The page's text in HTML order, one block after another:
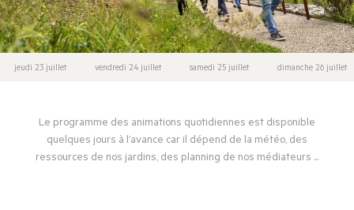
jeudi 23 juillet vendredi 24 juillet samedi 25 juillet dimanche 26 juillet
Le programme des animations quotidiennes est disponible
quelques jours à l’avance car il dépend de la météo, des
ressources de nos jardins, des planning de nos médiateurs ...